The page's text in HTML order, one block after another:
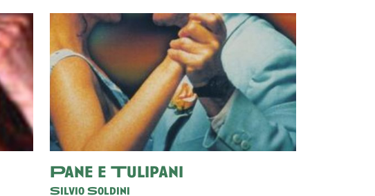
Pane e Tulipani
Silvio Soldini